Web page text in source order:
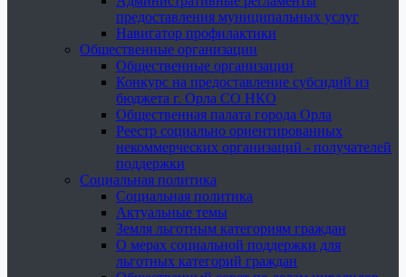
предоставления муниципальных услуг
Навигатор профилактики
Общественные организации
Общественные организации
Конкурс на предоставление субсидий из
бюджета г. Орла СО НКО
Общественная палата города Орла
Реестр социально ориентированных
некоммерческих организаций - получателей
поддержки
Социальная политика
Социальная политика
Актуальные темы
Земля льготным категориям граждан
О мерах социальной поддержки для
льготных категорий граждан